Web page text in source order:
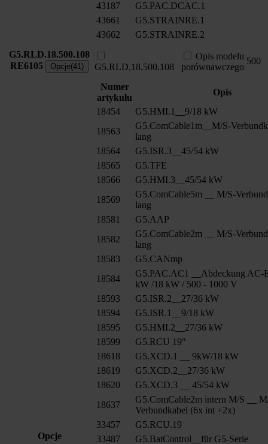
43187
G5.PAC.DCAC.1
43661
G5.STRAINRE.1
43662
G5.STRAINRE.2
G5.RLD.18.500.108
RE6105
Opcje(41) G5.RLD.18.500.108
Opis modelu
porównawczego
500
Opcje
Numer
artykułu
Opis
18454
G5.HMI.1__9/18 kW
18563
G5.ComCable1m__M/S-
lang
18564
G5.ISR.3__45/54 kW
18565
G5.TFE
18566
G5.HMI.3__45/54 kW
18569
G5.ComCable5m __ M/S-
lang
18581
G5.AAP
18582
G5.ComCable2m __ M/S-
lang
18583
G5.CANmp
18584
G5.PAC.AC1 __Abdeckung AC-
kW /18 kW / 500 - 1000 V
18593
G5.ISR.2__27/36 kW
18594
G5.ISR.1__9/18 kW
18595
G5.HMI.2__27/36 kW
18599
G5.RCU 19"
18618
G5.XCD.1 __ 9kW/18 kW
18619
G5.XCD.2__27/36 kW
18620
G5.XCD.3 __ 45/54 kW
18637
G5.ComCable2m intern M/S __
Verbundkabel (6x int +2x)
33457
G5.RCU.19
33487
G5.BatControl__für G5-Serie